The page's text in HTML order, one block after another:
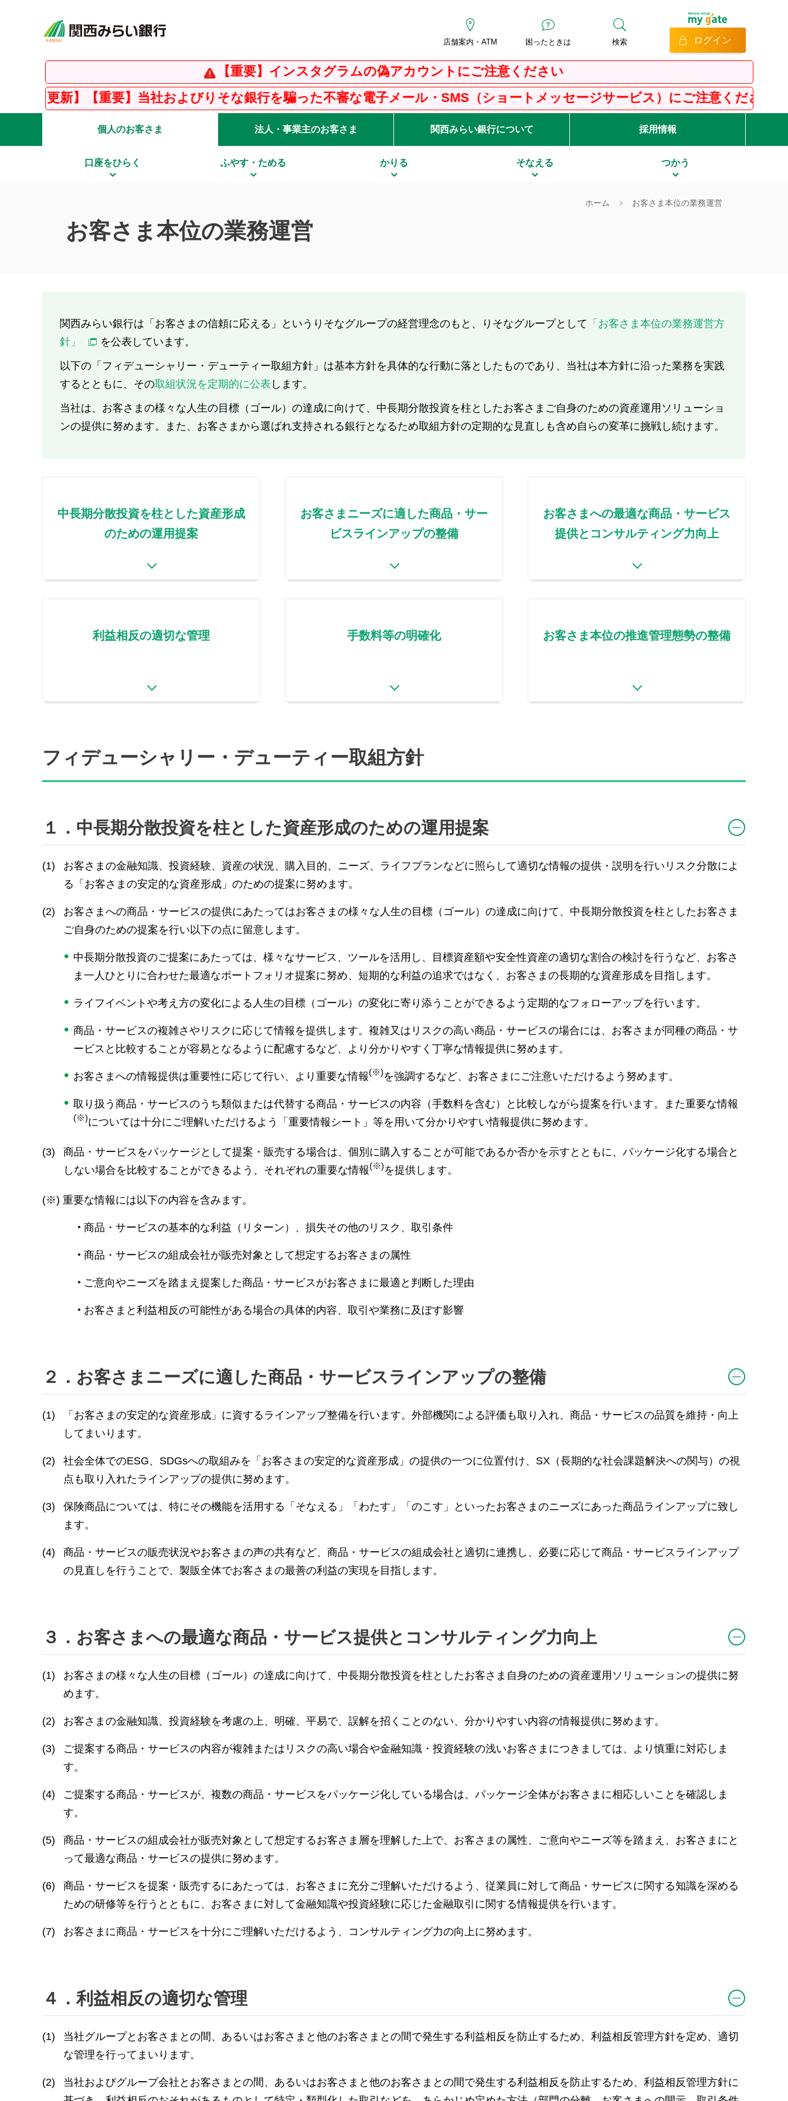
店舗案内・ATM 困ったときは 検索 ログイン
【重要】インスタグラムの偽アカウントにご注意ください
重要】当社およびりそな銀行を騙った不審な電子メール・SMS（ショートメッセージサービス）にご注意ください
個人のお客さま 法人・事業主のお客さま 関西みらい銀行について 採用情報
口座をひらく ふやす・ためる かりる そなえる つかう
ホーム お客さま本位の業務運営
お客さま本位の業務運営
関西みらい銀行は「お客さまの信頼に応える」というりそなグループの経営理念のもと、りそなグループとして 「お客さま本位の業務運営方
針」
を公表しています。
以下の「フィデューシャリー・デューティー取組方針」は基本方針を具体的な行動に落としたものであり、当社は本方針に沿った業務を実践
するとともに、その取組状況を定期的に公表 します。
当社は、お客さまの様々な人生の目標（ゴール）の達成に向けて、中長期分散投資を柱としたお客さまご自身のための資産運用ソリューショ
ンの提供に努めます。また、お客さまから選ばれ支持される銀行となるため取組方針の定期的な見直しも含め自らの変革に挑戦し続けます。
中長期分散投資を柱とした資産形成
のための運用提案
お客さまニーズに適した商品・サー
ビスラインアップの整備
お客さまへの最適な商品・サービス
提供とコンサルティング力向上
利益相反の適切な管理 手数料等の明確化 お客さま本位の推進管理態勢の整備
フィデューシャリー・デューティー取組方針
１．中長期分散投資を柱とした資産形成のための運用提案
(1)
お客さまの金融知識、投資経験、資産の状況、購入目的、ニーズ、ライフプランなどに照らして適切な情報の提供・説明を行いリスク分散によ
る「お客さまの安定的な資産形成」のための提案に努めます。
(2)
お客さまへの商品・サービスの提供にあたってはお客さまの様々な人生の目標（ゴール）の達成に向けて、中長期分散投資を柱としたお客さま
ご自身のための提案を行い以下の点に留意します。
中長期分散投資のご提案にあたっては、様々なサービス、ツールを活用し、目標資産額や安全性資産の適切な割合の検討を行うなど、お客さ
ま一人ひとりに合わせた最適なポートフォリオ提案に努め、短期的な利益の追求ではなく、お客さまの長期的な資産形成を目指します。
ライフイベントや考え方の変化による人生の目標（ゴール）の変化に寄り添うことができるよう定期的なフォローアップを行います。
商品・サービスの複雑さやリスクに応じて情報を提供します。複雑又はリスクの高い商品・サービスの場合には、お客さまが同種の商品・サ
ービスと比較することが容易となるように配慮するなど、より分かりやすく丁寧な情報提供に努めます。
お客さまへの情報提供は重要性に応じて行い、より重要な情報(※)を強調するなど、お客さまにご注意いただけるよう努めます。
取り扱う商品・サービスのうち類似または代替する商品・サービスの内容（手数料を含む）と比較しながら提案を行います。また重要な情報
(※)については十分にご理解いただけるよう「重要情報シート」等を用いて分かりやすい情報提供に努めます。
(3)
商品・サービスをパッケージとして提案・販売する場合は、個別に購入することが可能であるか否かを示すとともに、パッケージ化する場合と
しない場合を比較することができるよう、それぞれの重要な情報(※)を提供します。
(※) 重要な情報には以下の内容を含みます。
商品・サービスの基本的な利益（リターン）、損失その他のリスク、取引条件
商品・サービスの組成会社が販売対象として想定するお客さまの属性
ご意向やニーズを踏まえ提案した商品・サービスがお客さまに最適と判断した理由
お客さまと利益相反の可能性がある場合の具体的内容、取引や業務に及ぼす影響
２．お客さまニーズに適した商品・サービスラインアップの整備
(1)
「お客さまの安定的な資産形成」に資するラインアップ整備を行います。外部機関による評価も取り入れ、商品・サービスの品質を維持・向上
してまいります。
(2)
社会全体でのESG、SDGsへの取組みを「お客さまの安定的な資産形成」の提供の一つに位置付け、SX（長期的な社会課題解決への関与）の視
点も取り入れたラインアップの提供に努めます。
(3)
保険商品については、特にその機能を活用する「そなえる」「わたす」「のこす」といったお客さまのニーズにあった商品ラインアップに致し
ます。
(4)
商品・サービスの販売状況やお客さまの声の共有など、商品・サービスの組成会社と適切に連携し、必要に応じて商品・サービスラインアップ
の見直しを行うことで、製販全体でお客さまの最善の利益の実現を目指します。
３．お客さまへの最適な商品・サービス提供とコンサルティング力向上
(1)
お客さまの様々な人生の目標（ゴール）の達成に向けて、中長期分散投資を柱としたお客さま自身のための資産運用ソリューションの提供に努
めます。
(2) お客さまの金融知識、投資経験を考慮の上、明確、平易で、誤解を招くことのない、分かりやすい内容の情報提供に努めます。
(3)
ご提案する商品・サービスの内容が複雑またはリスクの高い場合や金融知識・投資経験の浅いお客さまにつきましては、より慎重に対応しま
す。
(4)
ご提案する商品・サービスが、複数の商品・サービスをパッケージ化している場合は、パッケージ全体がお客さまに相応しいことを確認しま
す。
(5)
商品・サービスの組成会社が販売対象として想定するお客さま層を理解した上で、お客さまの属性、ご意向やニーズ等を踏まえ、お客さまにと
って最適な商品・サービスの提供に努めます。
(6)
商品・サービスを提案・販売するにあたっては、お客さまに充分ご理解いただけるよう、従業員に対して商品・サービスに関する知識を深める
ための研修等を行うとともに、お客さまに対して金融知識や投資経験に応じた金融取引に関する情報提供を行います。
(7) お客さまに商品・サービスを十分にご理解いただけるよう、コンサルティング力の向上に努めます。
４．利益相反の適切な管理
(1)
当社グループとお客さまとの間、あるいはお客さまと他のお客さまとの間で発生する利益相反を防止するため、利益相反管理方針を定め、適切
な管理を行ってまいります。
(2)
当社およびグループ会社とお客さまとの間、あるいはお客さまと他のお客さまとの間で発生する利益相反を防止するため、利益相反管理方針に